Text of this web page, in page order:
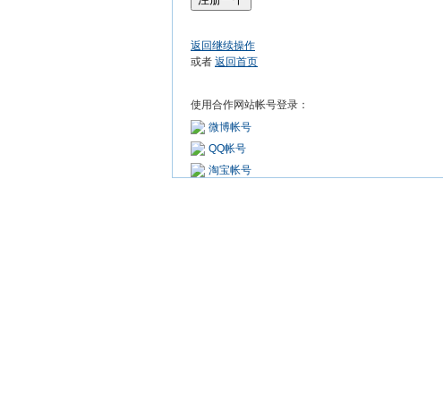
返回继续操作
或者 返回首页
使用合作网站帐号登录：
微博帐号
QQ帐号
淘宝帐号